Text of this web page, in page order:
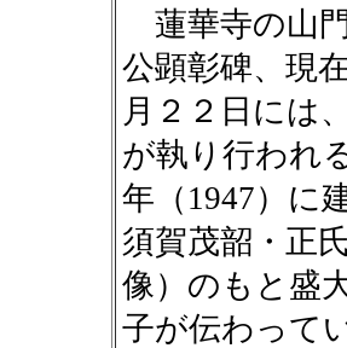
蓮華寺の山
公顕彰碑、現
月２２日には
が執り行われ
年（1947）に
須賀茂韶・正
像）のもと盛
子が伝わって